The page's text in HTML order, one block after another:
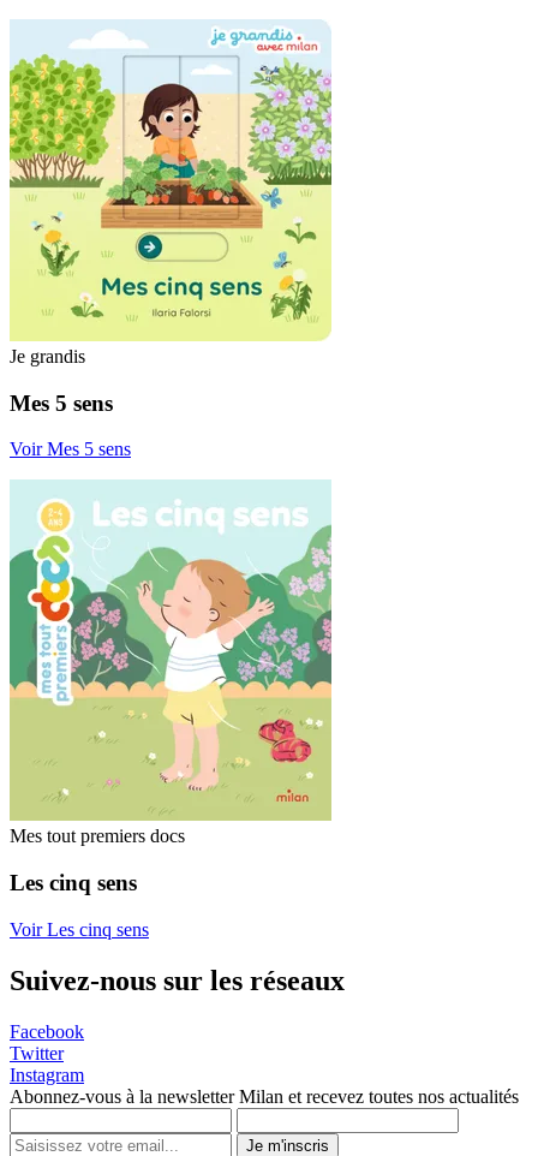
Je grandis
Mes 5 sens
Voir Mes 5 sens
Mes tout premiers docs
Les cinq sens
Voir Les cinq sens
Suivez-nous sur les réseaux
Facebook
Twitter
Instagram
Abonnez-vous à la newsletter Milan et recevez toutes nos actualités
Je m'inscris